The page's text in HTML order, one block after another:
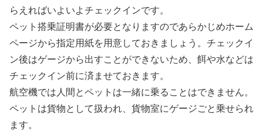
らえればいよいよチェックインです。
ペット搭乗証明書が必要となりますのであらかじめホーム
ページから指定用紙を用意しておきましょう。チェックイ
ン後はゲージから出すことができないため、餌や水などは
チェックイン前に済ませておきます。
航空機では人間とペットは一緒に乗ることはできません。
ペットは貨物として扱われ、貨物室にゲージごと乗せられ
ます。